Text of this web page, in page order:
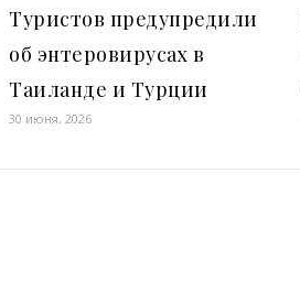
Туристов предупредили
об энтеровирусах в
Таиланде и Турции
30 июня, 2026